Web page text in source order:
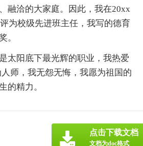
融洽的大家庭。因此，我在20xx
为校级先进班主任，我写的德育
。
太阳底下最光辉的职业，我热爱
师，我无怨无悔，我愿为祖国的
的精力。
点击下载文档
文档为doc格式